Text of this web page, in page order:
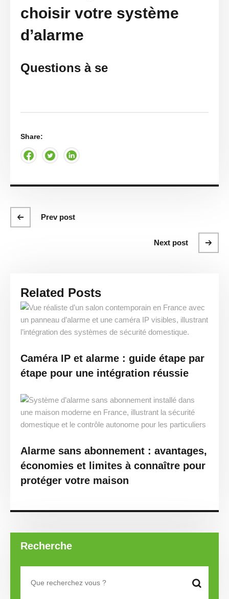
choisir votre système
d’alarme
Questions à se
Share:
Prev post
Next post
Related Posts
Caméra IP et alarme : guide étape par
étape pour une intégration réussie
Alarme sans abonnement : avantages,
économies et limites à connaître pour
protéger votre maison
Recherche